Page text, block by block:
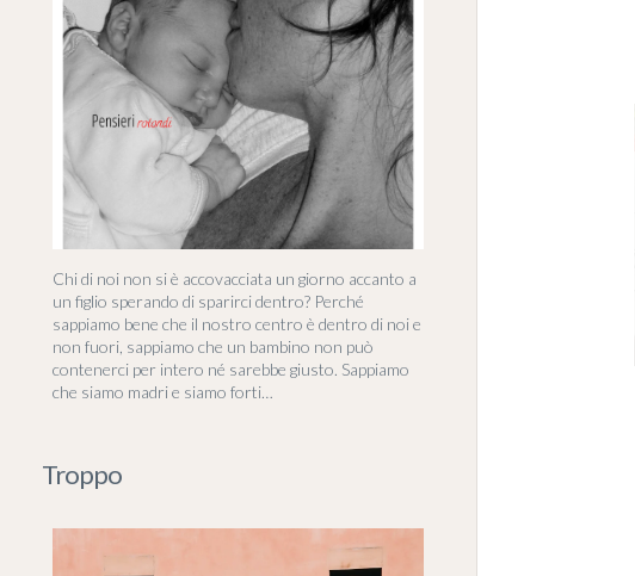
Chi di noi non si è accovacciata un giorno accanto a
un figlio sperando di sparirci dentro? Perché
sappiamo bene che il nostro centro è dentro di noi e
non fuori, sappiamo che un bambino non può
contenerci per intero né sarebbe giusto. Sappiamo
che siamo madri e siamo forti…
Troppo